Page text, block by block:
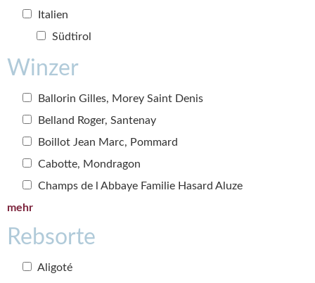
Italien
Südtirol
Winzer
Ballorin Gilles, Morey Saint Denis
Belland Roger, Santenay
Boillot Jean Marc, Pommard
Cabotte, Mondragon
Champs de l Abbaye Familie Hasard Aluze
mehr
Rebsorte
Aligoté